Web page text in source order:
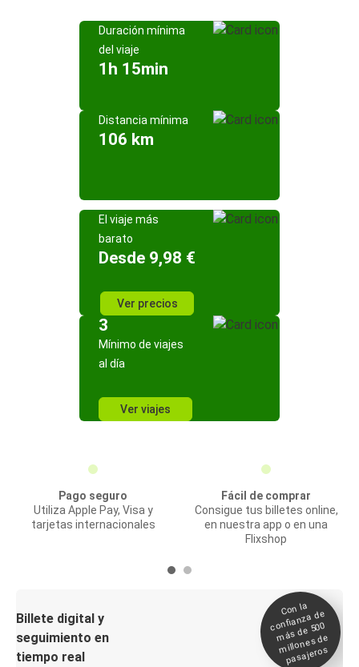
Duración mínima
del viaje
1h 15min
Distancia mínima
106 km
El viaje más
barato
Desde 9,98 €
Ver precios
3
Mínimo de viajes
al día
Ver viajes
Pago seguro
Utiliza Apple Pay, Visa y
tarjetas internacionales
Fácil de comprar
Consigue tus billetes online,
en nuestra app o en una
Flixshop
Billete digital y
seguimiento en
tiempo real
Con la
confianza de
más de 500
millones de
pasajeros